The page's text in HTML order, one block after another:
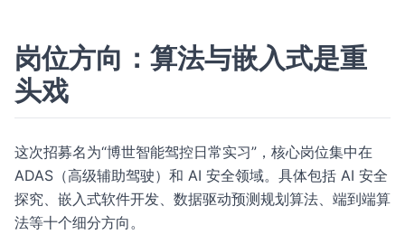
岗位方向：算法与嵌入式是重
头戏
这次招募名为“博世智能驾控日常实习”，核心岗位集中在
ADAS（高级辅助驾驶）和 AI 安全领域。具体包括 AI 安全
探究、嵌入式软件开发、数据驱动预测规划算法、端到端算
法等十个细分方向。